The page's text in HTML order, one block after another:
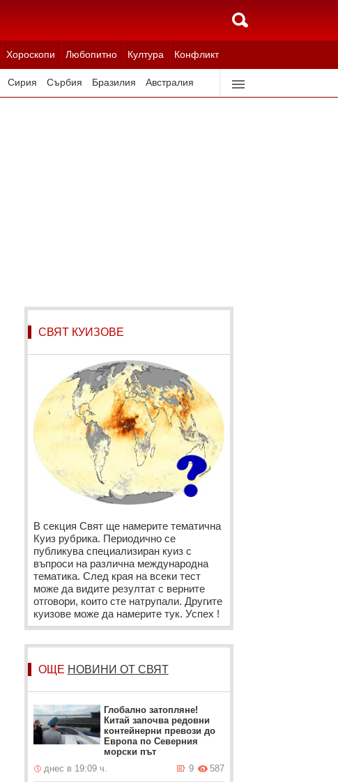
Хороскопи Любопитно Култура Конфликт
Сирия Сърбия Бразилия Австралия
СВЯТ КУИЗОВЕ
В секция Свят ще намерите тематична
Куиз рубрика. Периодично се
публикува специализиран куиз с
въпроси на различна международна
тематика. След края на всеки тест
може да видите резултат с верните
отговори, които сте натрупали. Другите
куизове може да намерите тук. Успех !
ОЩЕ НОВИНИ ОТ СВЯТ
Глобално затопляне!
Китай започва редовни
контейнерни превози до
Европа по Северния
морски път
днес в 19:09 ч.
587
9